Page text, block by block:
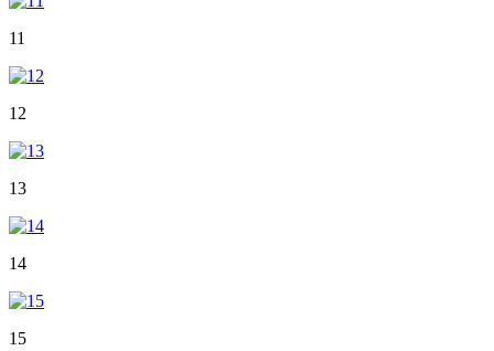
11
12
13
14
15